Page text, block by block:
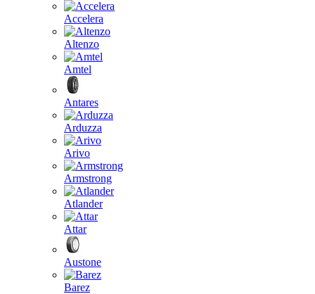
Accelera
Altenzo
Amtel
Antares
Arduzza
Arivo
Armstrong
Atlander
Attar
Austone
Barez